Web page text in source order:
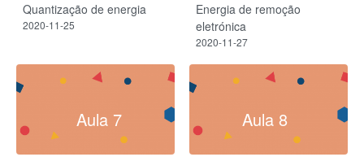
Quantização de energia
2020-11-25
Energia de remoção
eletrónica
2020-11-27
Aula 7 Aula 8